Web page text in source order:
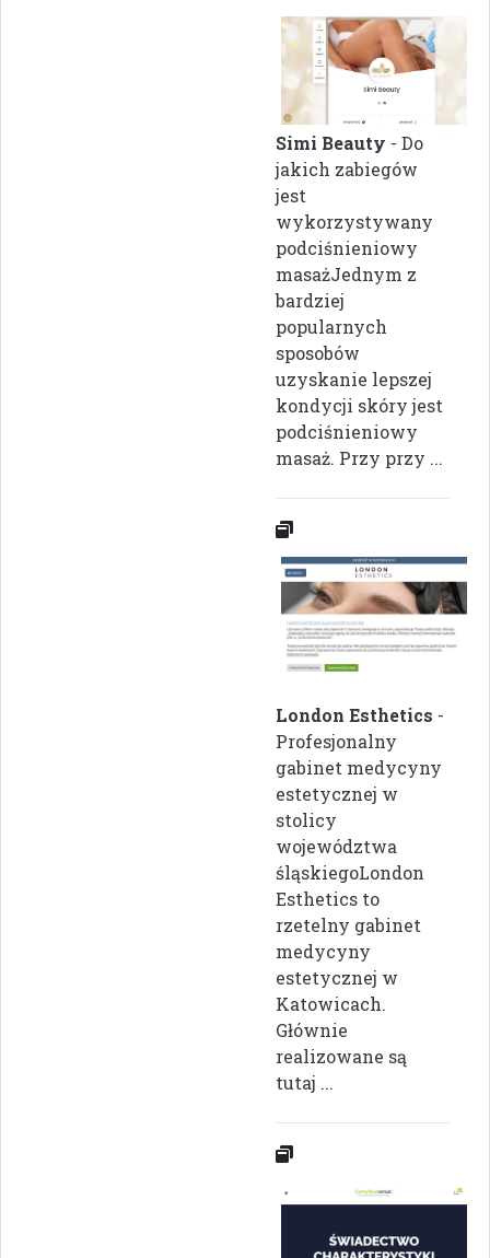
Simi Beauty - Do
jakich zabiegów
jest
wykorzystywany
podciśnieniowy
masażJednym z
bardziej
popularnych
sposobów
uzyskanie lepszej
kondycji skóry jest
podciśnieniowy
masaż. Przy przy ...
London Esthetics -
Profesjonalny
gabinet medycyny
estetycznej w
stolicy
województwa
śląskiegoLondon
Esthetics to
rzetelny gabinet
medycyny
estetycznej w
Katowicach.
Głównie
realizowane są
tutaj ...